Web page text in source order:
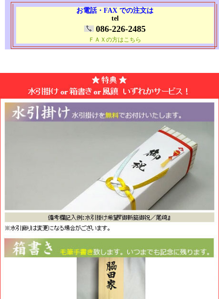
お電話・FAX での注文は
tel
086-226-2485
ＦＡＸの方はこちら